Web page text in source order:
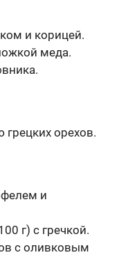
и корицей.
меда.
грецких орехов.
и
г) с гречкой.
с оливковым